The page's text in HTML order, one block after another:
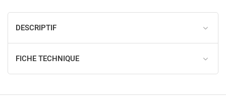
DESCRIPTIF
FICHE TECHNIQUE